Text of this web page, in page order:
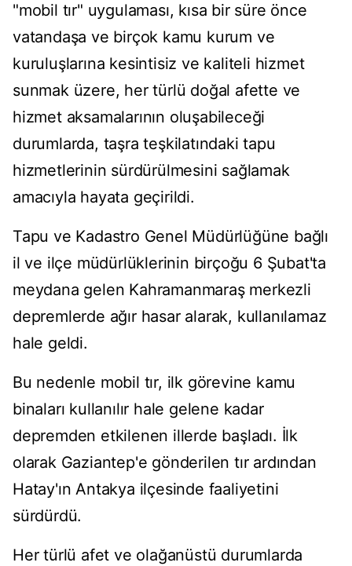
"mobil tır" uygulaması, kısa bir süre önce
vatandaşa ve birçok kamu kurum ve
kuruluşlarına kesintisiz ve kaliteli hizmet
sunmak üzere, her türlü doğal afette ve
hizmet aksamalarının oluşabileceği
durumlarda, taşra teşkilatındaki tapu
hizmetlerinin sürdürülmesini sağlamak
amacıyla hayata geçirildi.
Tapu ve Kadastro Genel Müdürlüğüne bağlı
il ve ilçe müdürlüklerinin birçoğu 6 Şubat'ta
meydana gelen Kahramanmaraş merkezli
depremlerde ağır hasar alarak, kullanılamaz
hale geldi.
Bu nedenle mobil tır, ilk görevine kamu
binaları kullanılır hale gelene kadar
depremden etkilenen illerde başladı. İlk
olarak Gaziantep'e gönderilen tır ardından
Hatay'ın Antakya ilçesinde faaliyetini
sürdürdü.
Her türlü afet ve olağanüstü durumlarda